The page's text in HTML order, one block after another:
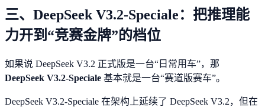
三、DeepSeek V3.2-Speciale：把推理能
力开到“竞赛金牌”的档位
如果说 DeepSeek V3.2 正式版是一台“日常用车”，那
DeepSeek V3.2-Speciale 基本就是一台“赛道版赛车”。
DeepSeek V3.2-Speciale 在架构上延续了 DeepSeek V3.2，但在